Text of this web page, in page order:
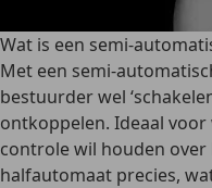
Wat is een semi-
Met een semi-
bestuurder wel
ontkoppelen. Ideaal
controle wil houden
halfautomaat precies,